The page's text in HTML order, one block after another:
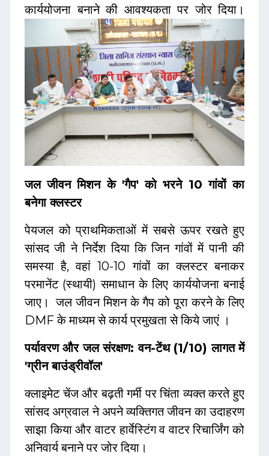
कार्ययोजना बनाने की आवश्यकता पर जोर दिया।
जल जीवन मिशन के 'गैप' को भरने 10 गांवों का
बनेगा क्लस्टर
पेयजल को प्राथमिकताओं में सबसे ऊपर रखते हुए
सांसद जी ने निर्देश दिया कि जिन गांवों में पानी की
समस्या है, वहां 10-10 गांवों का क्लस्टर बनाकर
परमानेंट (स्थायी) समाधान के लिए कार्ययोजना बनाई
जाए। जल जीवन मिशन के गैप को पूरा करने के लिए
DMF के माध्यम से कार्य प्रमुखता से किये जाएं ।
पर्यावरण और जल संरक्षण: वन-टेंथ (1/10) लागत में
'ग्रीन बाउंड्रीवॉल'
क्लाइमेट चेंज और बढ़ती गर्मी पर चिंता व्यक्त करते हुए
सांसद अग्रवाल ने अपने व्यक्तिगत जीवन का उदाहरण
साझा किया और वाटर हार्वेस्टिंग व वाटर रिचार्जिंग को
अनिवार्य बनाने पर जोर दिया।